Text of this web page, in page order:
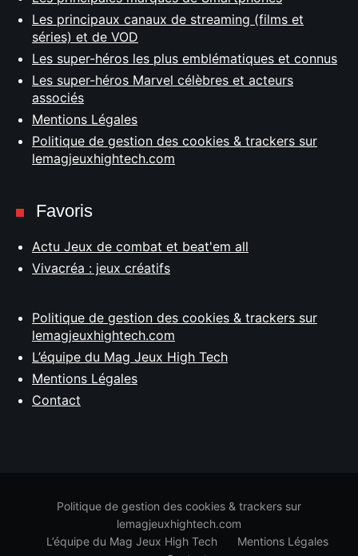
Les principaux canaux de streaming (films et
séries) et de VOD
Les super-héros les plus emblématiques et connus
Les super-héros Marvel célèbres et acteurs
associés
Mentions Légales
Politique de gestion des cookies & trackers sur
lemagjeuxhightech.com
Favoris
Actu Jeux de combat et beat'em all
Vivacréa : jeux créatifs
Politique de gestion des cookies & trackers sur
lemagjeuxhightech.com
L’équipe du Mag Jeux High Tech
Mentions Légales
Contact
Politique de gestion des cookies & trackers sur
lemagjeuxhightech.com
L’équipe du Mag Jeux High Tech
Mentions Légales